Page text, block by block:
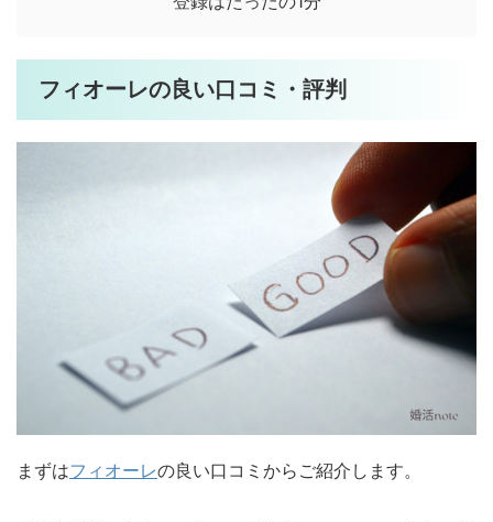
フィオーレの良い口コミ・評判
まずはフィオーレの良い口コミからご紹介します。